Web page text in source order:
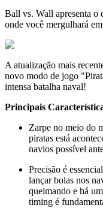
Ball vs. Wall apresenta o
onde você mergulhará
A atualização mais
novo modo de jogo
intensa batalha naval!
Principais
Zarpe no meio do
piratas está
navios possível
Precisão é
lançar bolas nos
queimando e há
timing é